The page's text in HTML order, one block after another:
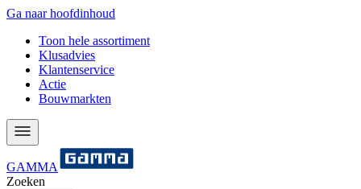
Ga naar hoofdinhoud
Toon hele assortiment
Klusadvies
Klantenservice
Actie
Bouwmarkten
GAMMA
Zoeken